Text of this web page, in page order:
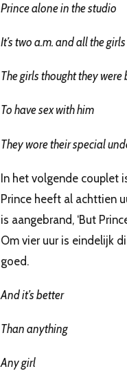
Prince alone in the studio
It’s two a.m. and all the
The girls thought they
To have sex with him
They wore their special
In het volgende couplet
Prince heeft al achttien
is aangebrand, ‘But
Om vier uur is eindelijk
goed.
And it’s better
Than anything
Any girl